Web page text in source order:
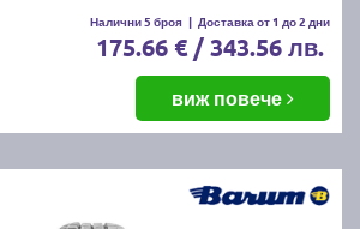
Налични 5 броя | Доставка от 1 до 2 дни
175.66 € / 343.56 лв.
виж повече